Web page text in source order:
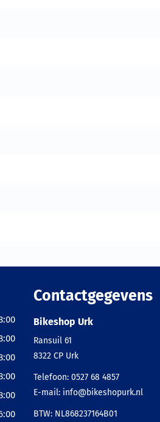
Contactgegevens
Bikeshop Urk
Ransuil 61
8322 CP Urk
Telefoon:0527 68 4857
E-mail: info@bikeshopurk.nl
BTW: NL868237164B01